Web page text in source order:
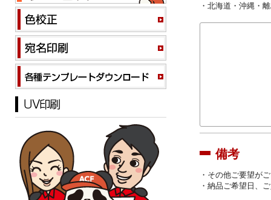
・北海道・沖縄・
備考
・その他ご要望が
・納品ご希望日、